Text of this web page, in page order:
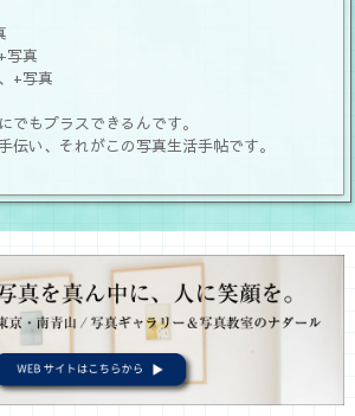
写真
+写真
でもプラスできるんです。
伝い、それがこの写真生活手帖です。